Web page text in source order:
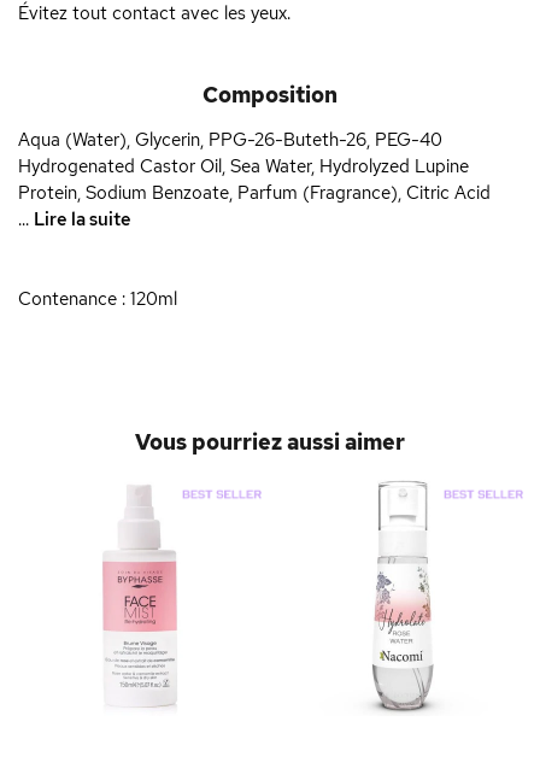
Évitez tout contact avec les yeux.
Composition
Aqua (Water), Glycerin, PPG-26-Buteth-26, PEG-40
Hydrogenated Castor Oil, Sea Water, Hydrolyzed Lupine
Protein, Sodium Benzoate, Parfum (Fragrance), Citric Acid
... Lire la suite
Contenance : 120ml
Vous pourriez aussi aimer